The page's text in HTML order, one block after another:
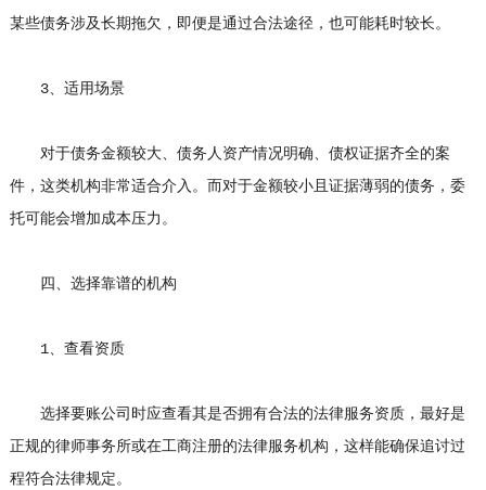
某些债务涉及长期拖欠，即便是通过合法途径，也可能耗时较长。
3、适用场景
对于债务金额较大、债务人资产情况明确、债权证据齐全的案
件，这类机构非常适合介入。而对于金额较小且证据薄弱的债务，委
托可能会增加成本压力。
四、选择靠谱的机构
1、查看资质
选择要账公司时应查看其是否拥有合法的法律服务资质，最好是
正规的律师事务所或在工商注册的法律服务机构，这样能确保追讨过
程符合法律规定。